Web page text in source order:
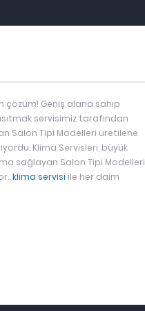
çözüm! Geniş alana sahip
servisimiz tarafından
Salon Tipi Modelleri üretilene
Klima Servisleri, büyük
sağlayan Salon Tipi Modelleri
klima servisi ile her daim